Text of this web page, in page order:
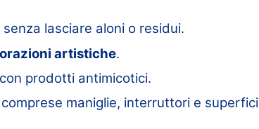
senza lasciare aloni o residui.
artistiche.
con prodotti antimicotici.
maniglie, interruttori e superfici